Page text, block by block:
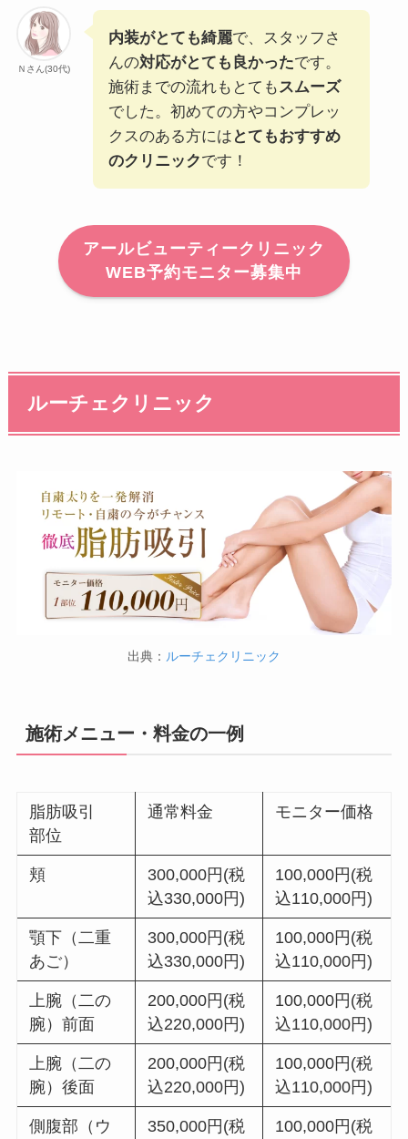
Ｎさん(30代)
内装がとても綺麗で、スタッフさ
んの対応がとても良かったです。
施術までの流れもとてもスムーズ
でした。初めての方やコンプレッ
クスのある方には とてもおすすめ
のクリニックです！
アールビューティークリニック
WEB予約モニター募集中
ルーチェクリニック
出典： ルーチェクリニック
施術メニュー・料金の一例
脂肪吸引
部位
通常料金 モニター価格
頬
300,000円(税
込330,000円)
100,000円(税
込110,000円)
顎下（二重
あご）
300,000円(税
込330,000円)
100,000円(税
込110,000円)
上腕（二の
腕）前面
200,000円(税
込220,000円)
100,000円(税
込110,000円)
上腕（二の
腕）後面
200,000円(税
込220,000円)
100,000円(税
込110,000円)
側腹部（ウ
350,000円(税
100,000円(税